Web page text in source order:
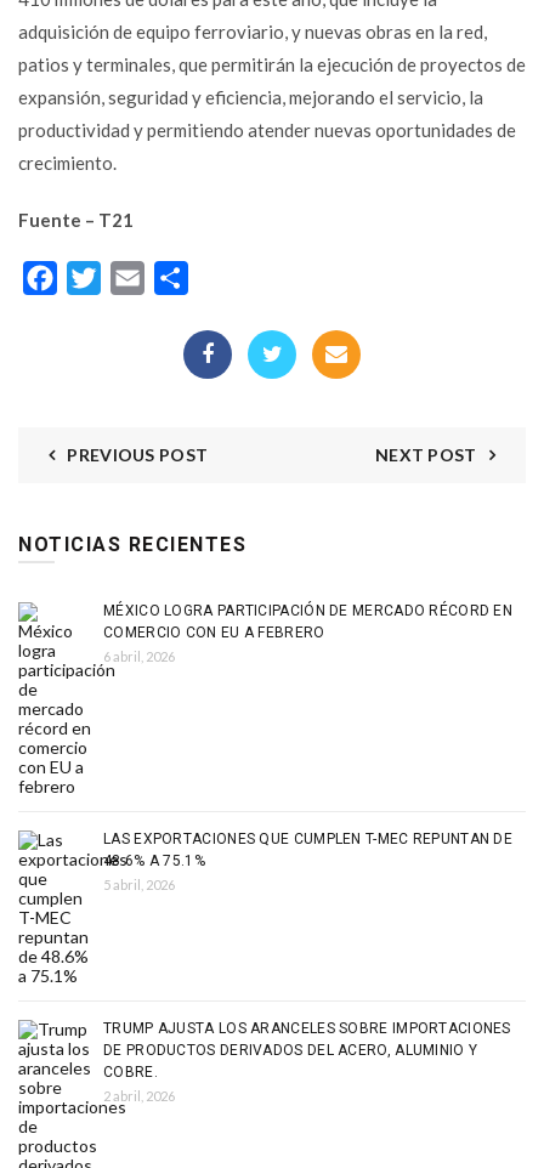
adquisición de equipo ferroviario, y nuevas obras en la red,
patios y terminales, que permitirán la ejecución de proyectos de
expansión, seguridad y eficiencia, mejorando el servicio, la
productividad y permitiendo atender nuevas oportunidades de
crecimiento.
Fuente – T21
FacebookTwitterEmail
PREVIOUS POST NEXT POST
NOTICIAS RECIENTES
MÉXICO LOGRA PARTICIPACIÓN DE MERCADO RÉCORD EN
COMERCIO CON EU A FEBRERO
6 abril, 2026
LAS EXPORTACIONES QUE CUMPLEN T-MEC REPUNTAN DE
48.6% A 75.1%
5 abril, 2026
TRUMP AJUSTA LOS ARANCELES SOBRE IMPORTACIONES
DE PRODUCTOS DERIVADOS DEL ACERO, ALUMINIO Y
COBRE.
2 abril, 2026